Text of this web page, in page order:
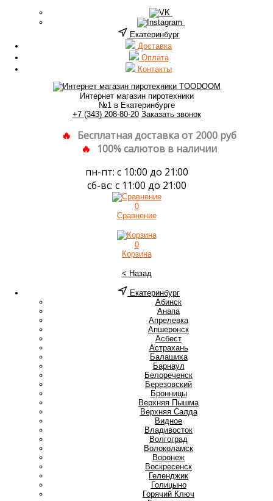
Екатеринбург
Доставка
Оплата
Контакты
Интернет магазин пиротехники
№1 в Екатеринбурге
+7 (343) 208-80-20 Заказать звонок
Бесплатная доставка от 2000 руб
100% салютов в наличии
пн-пт: с 10:00 до 21:00
сб-вс: с 11:00 до 21:00
0
Сравнение
0
Корзина
< Назад
Екатеринбург
Абинск
Анапа
Апрелевка
Апшеронск
Асбест
Астрахань
Балашиха
Барнаул
Белореченск
Березовский
Бронницы
Верхняя Пышма
Верхняя Салда
Видное
Владивосток
Волгоград
Волоколамск
Воронеж
Воскресенск
Геленджик
Голицыно
Горячий Ключ